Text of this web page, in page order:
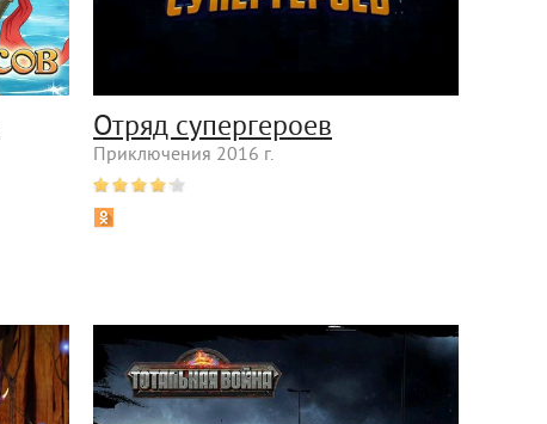
Отряд супергероев
Приключения 2016 г.